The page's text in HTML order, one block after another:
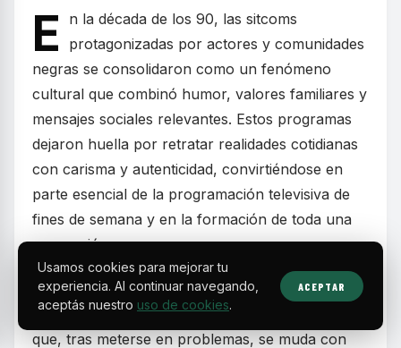
E
n la década de los 90, las sitcoms
protagonizadas por actores y comunidades
negras se consolidaron como un fenómeno
cultural que combinó humor, valores familiares y
mensajes sociales relevantes. Estos programas
dejaron huella por retratar realidades cotidianas
con carisma y autenticidad, convirtiéndose en
parte esencial de la programación televisiva de
fines de semana y en la formación de toda una
generación.
Series comoThe Fresh Prince of Bel-Air
mostraron la historia de un joven de Filadelfia
que, tras meterse en problemas, se muda con
Usamos cookies para mejorar tu
experiencia. Al continuar navegando,
aceptás nuestro uso de cookies.
ACEPTAR